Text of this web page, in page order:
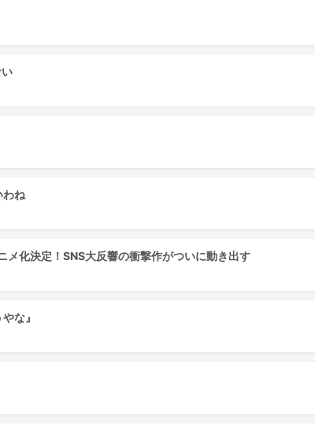
わね
メ化決定！SNS大反響の衝撃作がついに動き出す
な』